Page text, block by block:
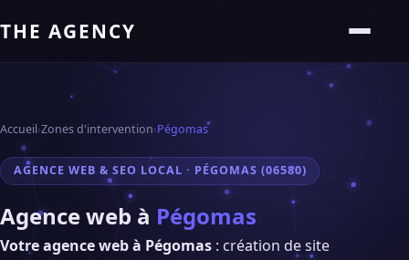
THE AGENCY
Accueil›Zones d'intervention›Pégomas
AGENCE WEB & SEO LOCAL · PÉGOMAS (06580)
Agence web à Pégomas
Votre agence web à Pégomas : création de site